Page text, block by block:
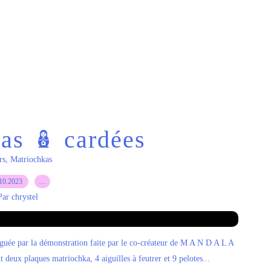
🪆 cardées
, Matriochkas
…
chrystel
par la démonstration faite par le co-créateur de M A N D A L A
plaques matriochka, 4 aiguilles à feutrer et 9 pelotes...